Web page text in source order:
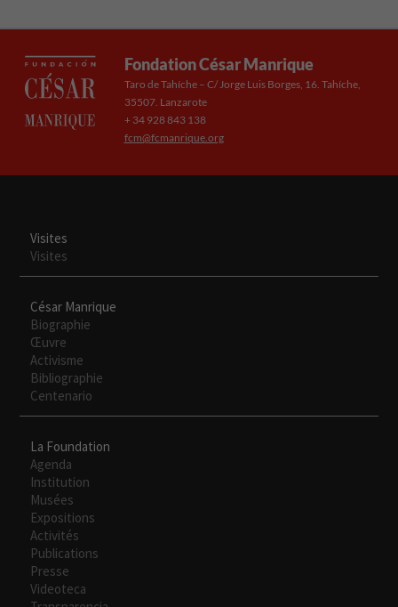
Fondation César Manrique
Taro de Tahíche – C/ Jorge Luis Borges, 16. Tahíche,
35507. Lanzarote
+ 34 928 843 138
fcm@fcmanrique.org
Visites
Visites
César Manrique
Biographie
Œuvre
Activisme
Bibliographie
Centenario
La Foundation
Agenda
Institution
Musées
Expositions
Activités
Publications
Presse
Videoteca